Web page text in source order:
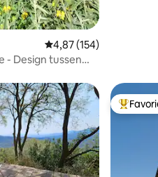
Gemiddelde
4,87 (154)
- Design tussen